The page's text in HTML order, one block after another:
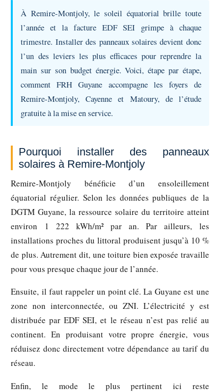
À Remire-Montjoly, le soleil équatorial brille toute
l’année et la facture EDF SEI grimpe à chaque
trimestre. Installer des panneaux solaires devient donc
l’un des leviers les plus efficaces pour reprendre la
main sur son budget énergie. Voici, étape par étape,
comment FRH Guyane accompagne les foyers de
Remire-Montjoly, Cayenne et Matoury, de l’étude
gratuite à la mise en service.
Pourquoi installer des panneaux
solaires à Remire-Montjoly
Remire-Montjoly bénéficie d’un ensoleillement
équatorial régulier. Selon les données publiques de la
DGTM Guyane, la ressource solaire du territoire atteint
environ 1 222 kWh/m² par an. Par ailleurs, les
installations proches du littoral produisent jusqu’à 10 %
de plus. Autrement dit, une toiture bien exposée travaille
pour vous presque chaque jour de l’année.
Ensuite, il faut rappeler un point clé. La Guyane est une
zone non interconnectée, ou ZNI. L’électricité y est
distribuée par EDF SEI, et le réseau n’est pas relié au
continent. En produisant votre propre énergie, vous
réduisez donc directement votre dépendance au tarif du
réseau.
Enfin, le mode le plus pertinent ici reste